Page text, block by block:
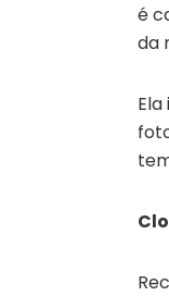
é
da